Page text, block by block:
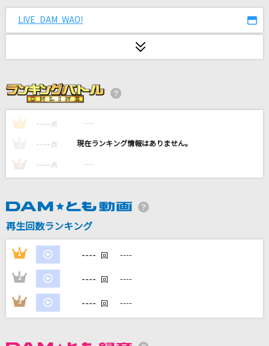
ドライフラワー
[生音]ボクノート
イケナイ太陽
ORANGE RANGE
女王蜂
小此木まり/畠中洋
Maria
GACKT(Gackt)
丸の内サディスティック
椎名林檎
LIVE DAM WAO!
1 ---- 点 ----
---- 点 ----
3 ---- 点 ----
再生回数ランキング
1 ---- 回 ----
2 ---- 回 ----
3 ---- 回 ----